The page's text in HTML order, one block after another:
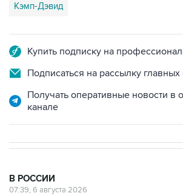
Кэмп-Дэвид
Купить подписку на
Подписаться на рассылку главных
Получать оперативные новости в
канале
В РОССИИ
07:39, 6 августа 2026